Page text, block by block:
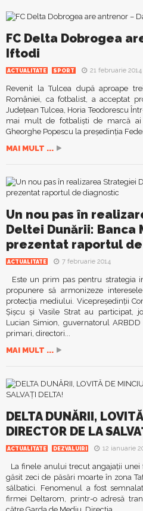
FC Delta Dobrogea
Iftodi
ACTUALITATE SPORT 21 februarie 2014
Revenit la Tulcea după aproape
României, ca fotbalist, a acceptat
Judeţean Tulcea, Horia Teodorescu
mai mult de fotbalişti de marcă ai
Gheorghe Popescu la preşedinţia
MAI MULT ...
Un nou pas în
Deltei Dunării: Banca
prezentat raportul
ACTUALITATE 7 februarie 2014
Este un prim pas pentru strategia
propunere să armonizeze
protecţia mediului. Vicepreşedinţii
Şişcu şi Vasile Strat au participat,
Lucian Simion, guvernatorul
primari, directori...
MAI MULT ...
DELTA DUNĂRII,
DIRECTOR DE LA
ACTUALITATE DEZVALUIRI 12 ianuarie
La finele anului trecut angajaţii
găsit zeci de păsări moarte în zona
sălbatici. Fenomenul a fost
firmei Deltarom, printr-o adresă
către Garda de Mediu, Direcţia...